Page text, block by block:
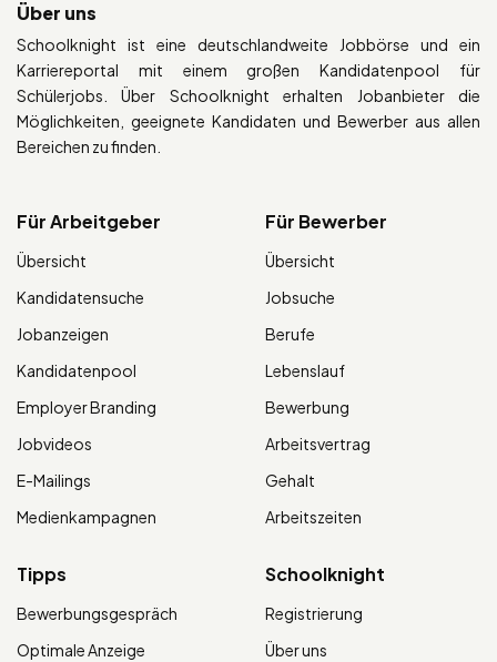
Über uns
Schoolknight ist eine deutschlandweite Jobbörse und ein
Karriereportal mit einem großen Kandidatenpool für
Schülerjobs. Über Schoolknight erhalten Jobanbieter die
Möglichkeiten, geeignete Kandidaten und Bewerber aus allen
Bereichen zu finden.
Für Arbeitgeber
Übersicht
Kandidatensuche
Jobanzeigen
Kandidatenpool
Employer Branding
Jobvideos
E-Mailings
Medienkampagnen
Für Bewerber
Übersicht
Jobsuche
Berufe
Lebenslauf
Bewerbung
Arbeitsvertrag
Gehalt
Arbeitszeiten
Tipps
Bewerbungsgespräch
Optimale Anzeige
Schoolknight
Registrierung
Über uns